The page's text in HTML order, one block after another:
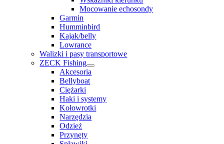
Mocowanie echosondy
Garmin
Humminbird
Kajak/belly
Lowrance
Walizki i pasy transportowe
ZECK Fishing
Akcesoria
Bellyboat
Ciężarki
Haki i systemy
Kołowrotki
Narzędzia
Odzież
Przynęty